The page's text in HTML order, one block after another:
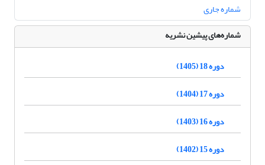
شماره جاری
شماره‌های پیشین نشریه
دوره 18 (1405)
دوره 17 (1404)
دوره 16 (1403)
دوره 15 (1402)